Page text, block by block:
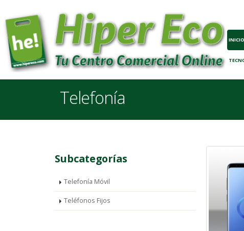
INICIO
Telefonía
Subcategorías
Telefonía Móvil
Teléfonos Fijos